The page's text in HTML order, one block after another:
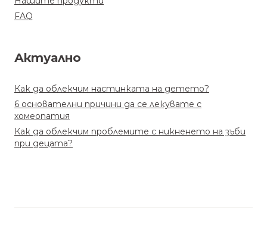
FAQ
Актуално
Как да облекчим настинката на детето?
6 основателни причини да се лекувате с
хомеопатия
Как да облекчим проблемите с никненето на зъби
при децата?